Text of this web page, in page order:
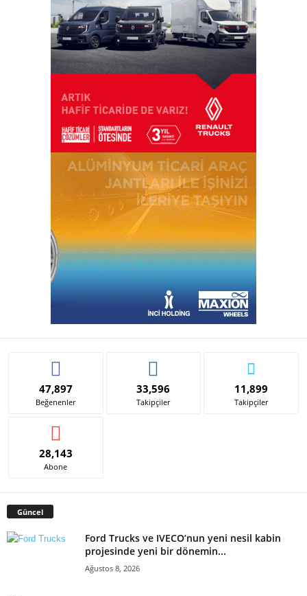
47,897
Beğenenler
33,596
Takipçiler
11,899
Takipçiler
28,143
Abone
Güncel
Ford Trucks ve IVECO’nun yeni nesil kabin
projesinde yeni bir dönemin...
Ağustos 8, 2026